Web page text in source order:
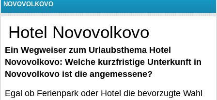
NOVOVOLKOVO
Hotel Novovolkovo
Ein Wegweiser zum Urlaubsthema Hotel
Novovolkovo: Welche kurzfristige Unterkunft in
Novovolkovo ist die angemessene?
Egal ob Ferienpark oder Hotel die bevorzugte Wahl